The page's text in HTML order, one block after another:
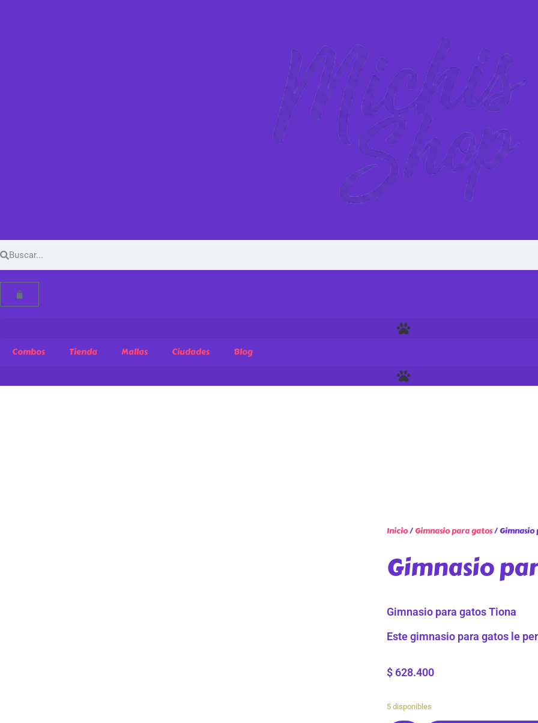
Combos Tienda Mallas Ciudades Blog
Inicio/Gimnasio para gatos/ Gimnasio
Gimnasio
Gimnasio para gatos Tiona
Este gimnasio para gatos le
$628.400
5 disponibles